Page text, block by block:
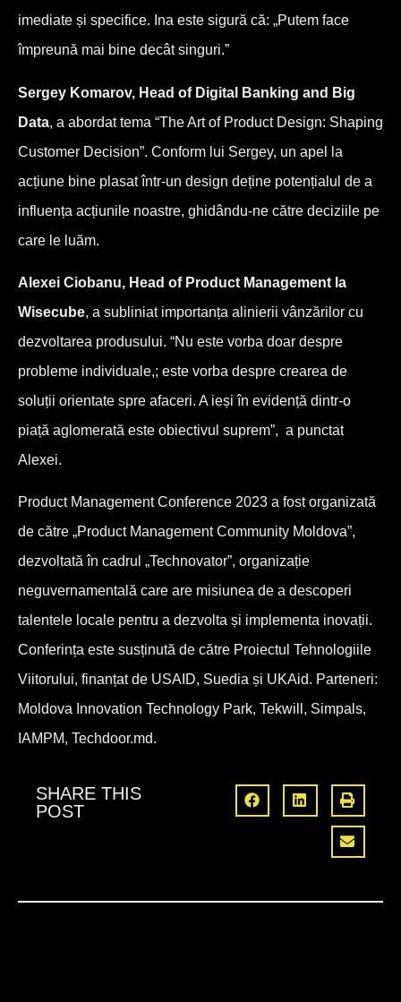
imediate și specifice. Ina este sigură că: „Putem face
împreună mai bine decât singuri.”
Sergey Komarov, Head of Digital Banking and Big
Data, a abordat tema “The Art of Product Design: Shaping
Customer Decision”. Conform lui Sergey, un apel la
acțiune bine plasat într-un design deține potențialul de a
influența acțiunile noastre, ghidându-ne către deciziile pe
care le luăm.
Alexei Ciobanu, Head of Product Management la
Wisecube, a subliniat importanța alinierii vânzărilor cu
dezvoltarea produsului. “Nu este vorba doar despre
probleme individuale,; este vorba despre crearea de
soluții orientate spre afaceri. A ieși în evidență dintr-o
piață aglomerată este obiectivul suprem”, a punctat
Alexei.
Product Management Conference 2023 a fost organizată
de către „Product Management Community Moldova”,
dezvoltată în cadrul „Technovator”, organizație
neguvernamentală care are misiunea de a descoperi
talentele locale pentru a dezvolta și implementa inovații.
Conferința este susținută de către Proiectul Tehnologiile
Viitorului, finanțat de USAID, Suedia și UKAid. Parteneri:
Moldova Innovation Technology Park, Tekwill, Simpals,
IAMPM, Techdoor.md.
SHARE THIS
POST